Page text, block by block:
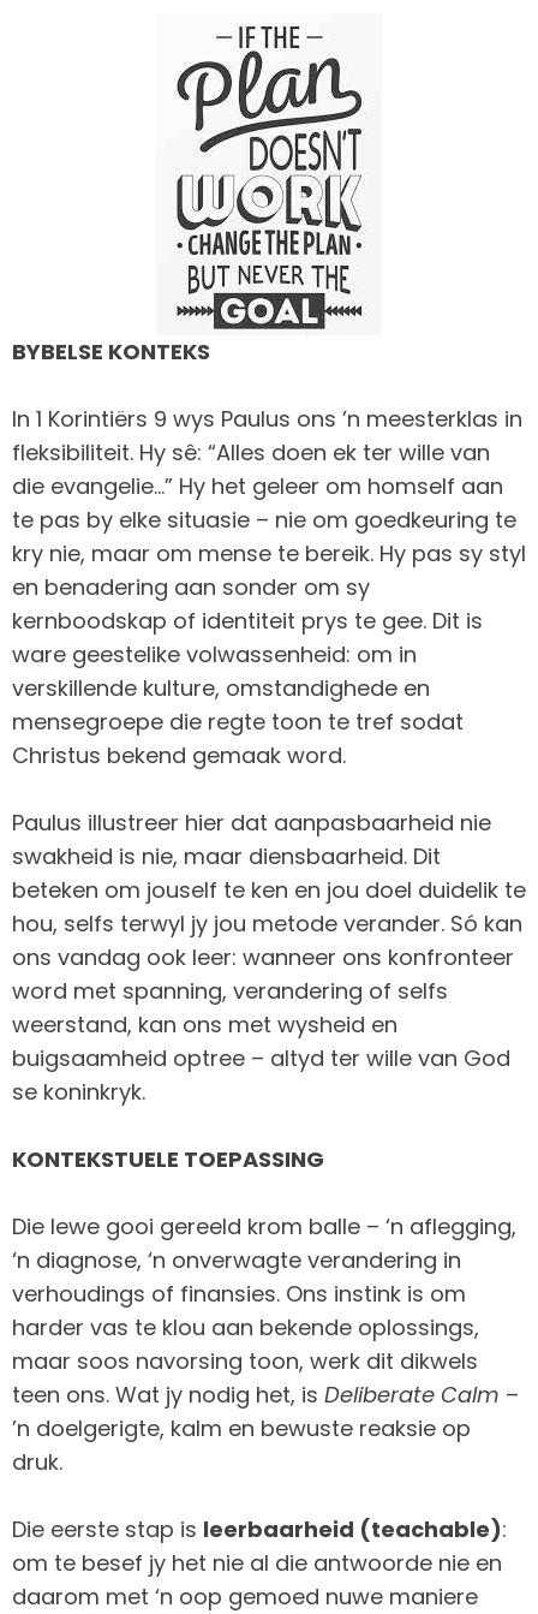
BYBELSE KONTEKS
In 1 Korintiërs 9 wys Paulus ons ’n meesterklas in
fleksibiliteit. Hy sê: “Alles doen ek ter wille van
die evangelie…” Hy het geleer om homself aan
te pas by elke situasie – nie om goedkeuring te
kry nie, maar om mense te bereik. Hy pas sy styl
en benadering aan sonder om sy
kernboodskap of identiteit prys te gee. Dit is
ware geestelike volwassenheid: om in
verskillende kulture, omstandighede en
mensegroepe die regte toon te tref sodat
Christus bekend gemaak word.
Paulus illustreer hier dat aanpasbaarheid nie
swakheid is nie, maar diensbaarheid. Dit
beteken om jouself te ken en jou doel duidelik te
hou, selfs terwyl jy jou metode verander. Só kan
ons vandag ook leer: wanneer ons konfronteer
word met spanning, verandering of selfs
weerstand, kan ons met wysheid en
buigsaamheid optree – altyd ter wille van God
se koninkryk.
KONTEKSTUELE TOEPASSING
Die lewe gooi gereeld krom balle – ‘n aflegging,
‘n diagnose, ‘n onverwagte verandering in
verhoudings of finansies. Ons instink is om
harder vas te klou aan bekende oplossings,
maar soos navorsing toon, werk dit dikwels
teen ons. Wat jy nodig het, is Deliberate Calm –
’n doelgerigte, kalm en bewuste reaksie op
druk.
Die eerste stap is leerbaarheid (teachable):
om te besef jy het nie al die antwoorde nie en
daarom met ‘n oop gemoed nuwe maniere